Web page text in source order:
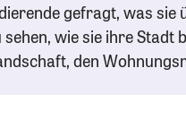
gefragt, was sie
wie sie ihre Stadt
den